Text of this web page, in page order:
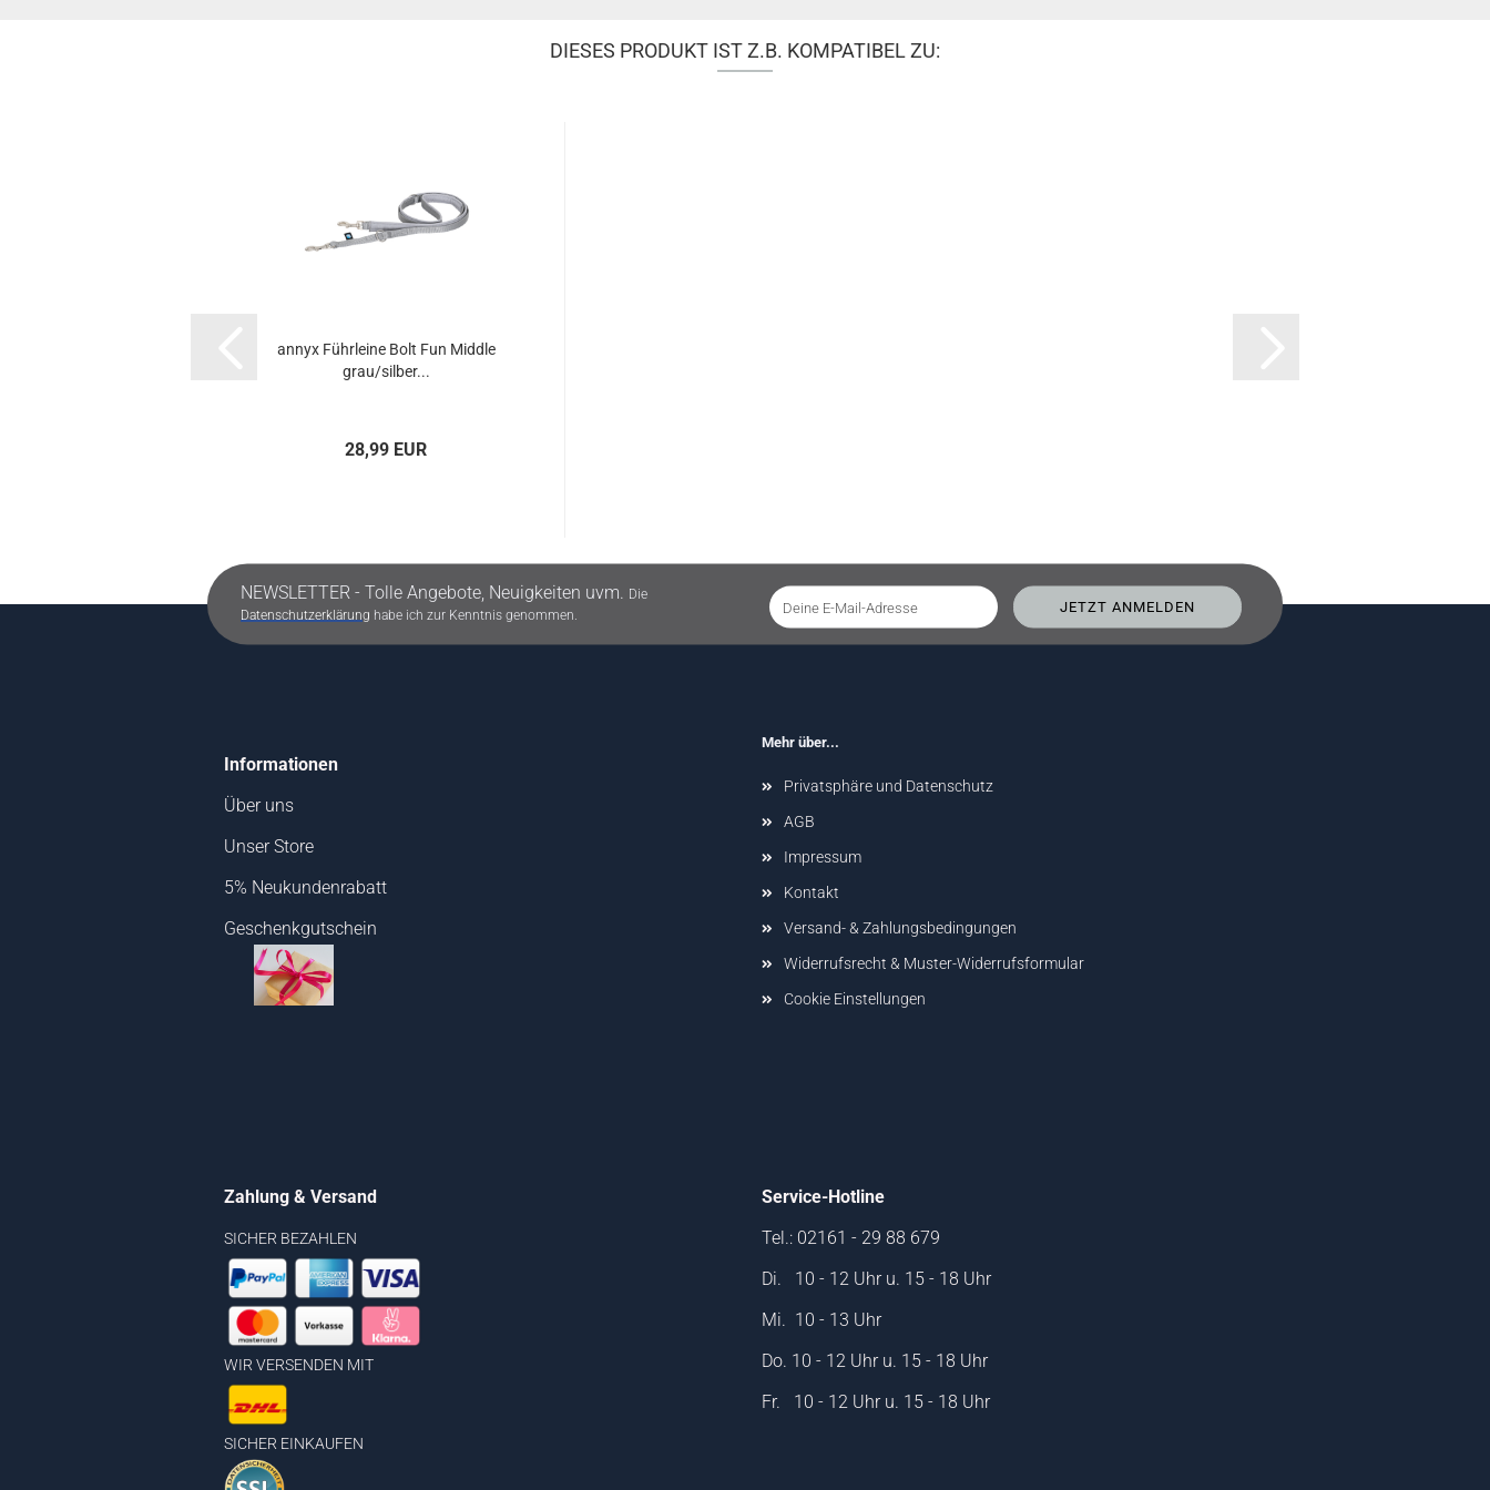
DIESES PRODUKT IST Z.B. KOMPATIBEL ZU:
annyx Führleine Bolt Fun Middle
grau/silber...
28,99 EUR
NEWSLETTER - Tolle Angebote, Neuigkeiten uvm. Die
Datenschutzerklärung habe ich zur Kenntnis genommen.
Informationen
Über uns
Unser Store
5% Neukundenrabatt
Geschenkgutschein
Mehr über...
Privatsphäre und Datenschutz
AGB
Impressum
Kontakt
Versand- & Zahlungsbedingungen
Widerrufsrecht & Muster-Widerrufsformular
Cookie Einstellungen
Zahlung & Versand
SICHER BEZAHLEN
WIR VERSENDEN MIT
SICHER EINKAUFEN
Service-Hotline
Tel.: 02161 - 29 88 679
Di. 10 - 12 Uhr u. 15 - 18 Uhr
Mi. 10 - 13 Uhr
Do. 10 - 12 Uhr u. 15 - 18 Uhr
Fr. 10 - 12 Uhr u. 15 - 18 Uhr